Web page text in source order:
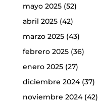
mayo 2025(52)
abril 2025(42)
marzo 2025(43)
febrero 2025(36)
enero 2025(27)
diciembre 2024(37)
noviembre 2024(42)